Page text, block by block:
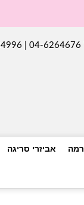
04-6264676 | 050-8824996
אביזרי סריגה